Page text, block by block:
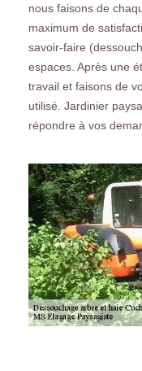
nous faisons de
maximum de
savoir-faire
espaces. Après une
travail et faisons de
utilisé. Jardinier
répondre à vos